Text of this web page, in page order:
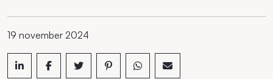
19 november 2024